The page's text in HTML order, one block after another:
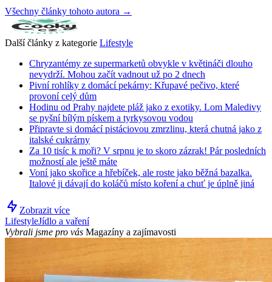
Všechny články tohoto autora →
Další články z kategorie Lifestyle
Chryzantémy ze supermarketů obvykle v květináči dlouho
nevydrží. Mohou začít vadnout už po 2 dnech
Pivní rohlíky z domácí pekárny: Křupavé pečivo, které
provoní celý dům
Hodinu od Prahy najdete pláž jako z exotiky. Lom Maledivy
se pyšní bílým pískem a tyrkysovou vodou
Připravte si domácí pistáciovou zmrzlinu, která chutná jako z
italské cukrárny
Za 10 tisíc k moři? V srpnu je to skoro zázrak! Pár posledních
možností ale ještě máte
Voní jako skořice a hřebíček, ale roste jako běžná bazalka.
Italové ji dávají do koláčů místo koření a chuť je úplně jiná
Zobrazit více
LifestyleJídlo a vaření
Vybrali jsme pro vás Magazíny a zajímavosti